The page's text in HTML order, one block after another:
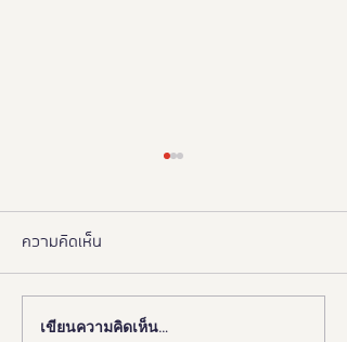
📰 “ห้องสุขาเพื่อทุกคน” เปิด
ความคิดเห็น
เขียนความคิดเห็น…